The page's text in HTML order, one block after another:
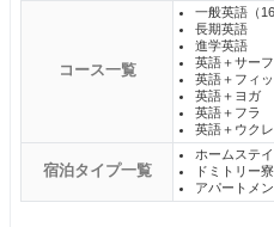
コース一覧
一般英語（
長期英語
進学英語
英語＋サー
英語＋フィ
英語＋ヨガ
英語＋フラ
英語＋ウク
宿泊タイプ一覧
ホームステイ
ドミトリー
アパートメ